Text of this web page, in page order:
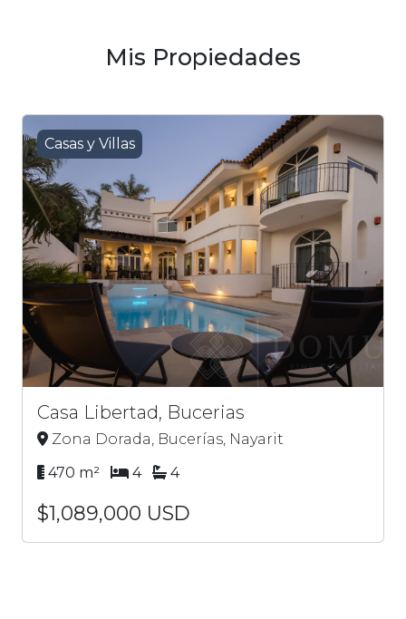
Mis Propiedades
Casas y Villas
Casa Libertad, Bucerias
Zona Dorada, Bucerías, Nayarit
470 m²
4 4
$1,089,000 USD